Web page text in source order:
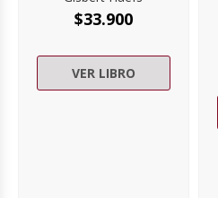
$33.900
VER LIBRO